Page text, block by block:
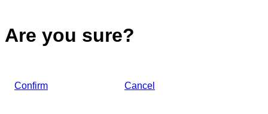
Are you sure?
Confirm Cancel